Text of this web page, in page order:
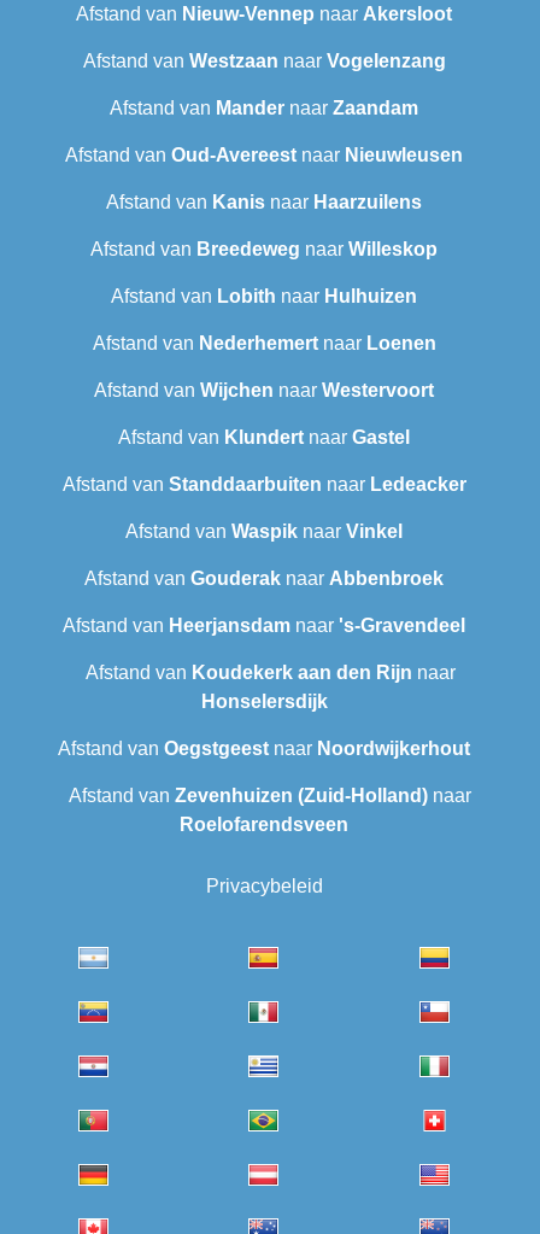
Afstand van Nieuw-Vennep naar Akersloot
Afstand van Westzaan naar Vogelenzang
Afstand van Mander naar Zaandam
Afstand van Oud-Avereest naar Nieuwleusen
Afstand van Kanis naar Haarzuilens
Afstand van Breedeweg naar Willeskop
Afstand van Lobith naar Hulhuizen
Afstand van Nederhemertnaar Loenen
Afstand van Wijchen naar Westervoort
Afstand van Klundert naar Gastel
Afstand van Standdaarbuiten naar Ledeacker
Afstand van Waspik naar Vinkel
Afstand van Gouderak naar Abbenbroek
Afstand van Heerjansdam naar 's-Gravendeel
Afstand van Koudekerk aan den Rijn naar
Honselersdijk
Afstand van Oegstgeest naar Noordwijkerhout
Afstand van Zevenhuizen (Zuid-Holland) naar
Roelofarendsveen
Privacybeleid